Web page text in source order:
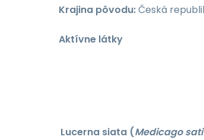
Krajina pôvodu:Česká
Aktívne látky
Lucerna siata (Medicago